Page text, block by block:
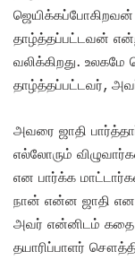
தாழ்த்தப்பட்டவன்
வலிக்கிறது.
தாழ்த்தப்பட்டவர்,
அவரை ஜாதி
எல்லோரும்
என பார்க்க
நான் என்ன ஜாதி என
அவர் என்னிடம் கதை
தயாரிப்பாளர்